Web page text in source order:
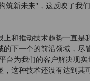
新未来"，这反映了我
和推动技术趋势一直是
下一个的前沿领域，尽
台为我们的客户解决现
这种技术还没有达到其